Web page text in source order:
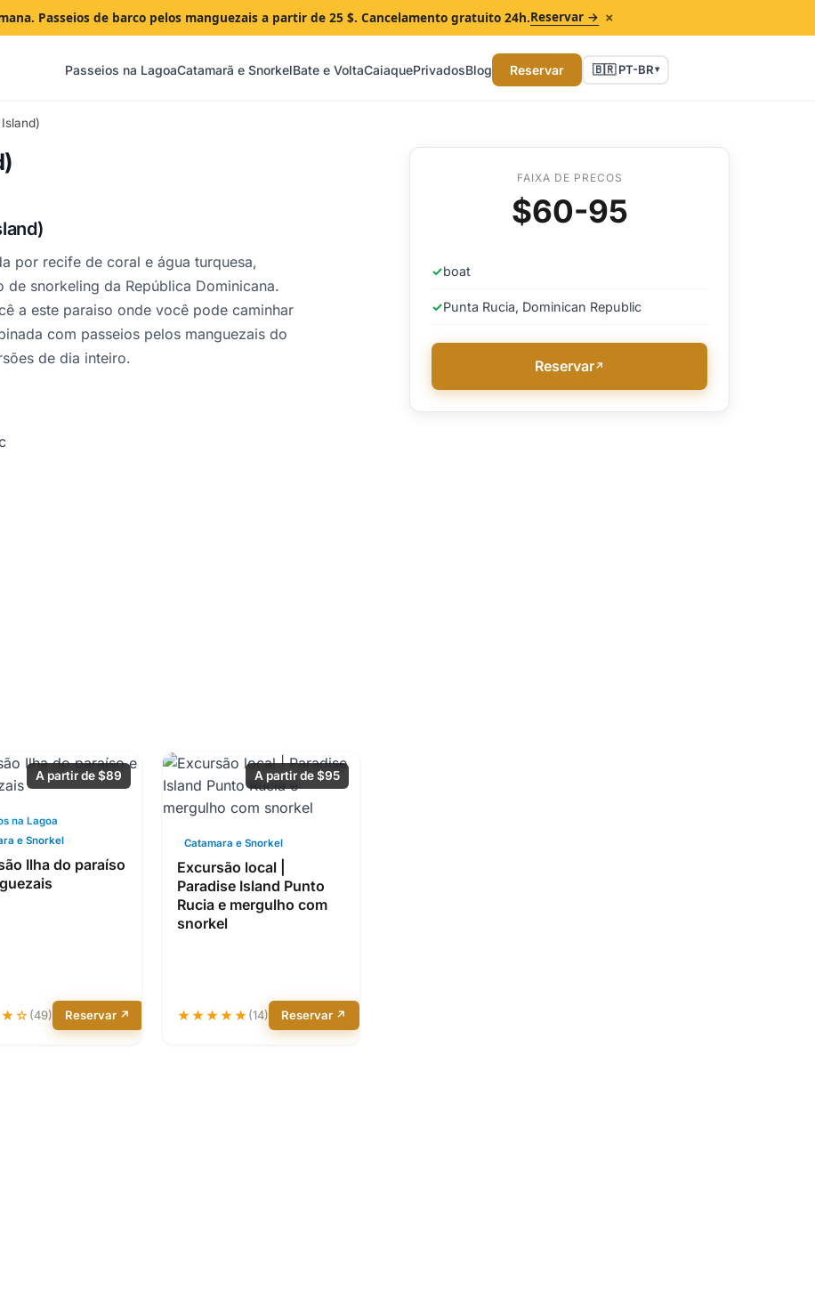
Passeios de barco pelos manguezais a partir de 25 $. Cancelamento gratuito 24h.Reservar → ×
Passeios na LagoaCatamarã e SnorkelBate e VoltaCaiaquePrivadosBlog Reservar 🇧🇷 PT-BR▾
por recife de coral e água turquesa,
snorkeling da República Dominicana.
a este paraiso onde você pode caminhar
com passeios pelos manguezais do
de dia inteiro.
A partir de $89
na Lagoa
e Snorkel
Ilha do paraíso
(49) Reservar ↗
A partir de $95
Catamara e Snorkel
Excursão local |
Paradise Island Punto
Rucia e mergulho com
snorkel
★★★★★(14) Reservar ↗
FAIXA DE PRECOS
$60-95
✓boat
✓Punta Rucia, Dominican Republic
Reservar↗